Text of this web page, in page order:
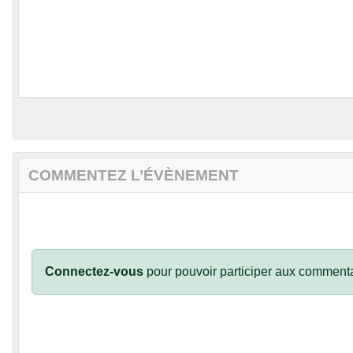
COMMENTEZ L’ÉVÈNEMENT
Connectez-vous pour pouvoir participer aux